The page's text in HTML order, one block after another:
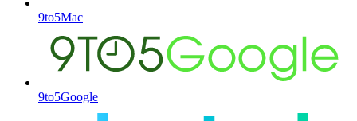
9to5Mac
9to5Google